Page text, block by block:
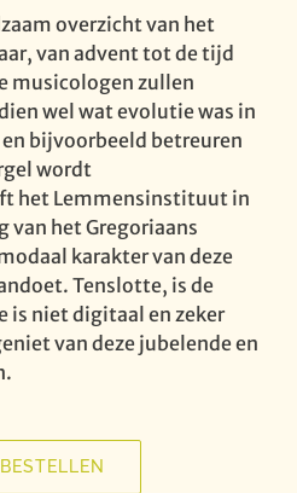
overzicht van het
van advent tot de tijd
musicologen zullen
wel wat evolutie was in
bijvoorbeeld betreuren
wordt
het Lemmensinstituut in
van het Gregoriaans
karakter van deze
Tenslotte, is de
is niet digitaal en zeker
van deze jubelende en
BESTELLEN